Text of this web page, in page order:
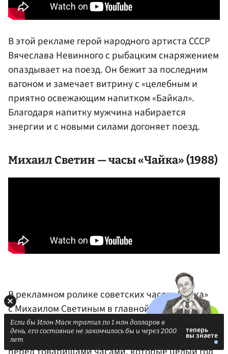
В этой рекламе герой народного артиста СССР
Вячеслава Невинного с рыбацким снаряжением
опаздывает на поезд. Он бежит за последним
вагоном и замечает витрину с «целебным и
приятно освежающим напитком «Байкал».
Благодаря напитку мужчина набирается
энергии и с новыми силами догоняет поезд.
Михаил Светин — часы «Чайка» (1988)
В рекламном ролике советских часов «Чайка»
с Михаилом Светиным в главной роли оживает
сюжет картины «Охотники на привале» Перова.
В кадре главный герой хвастается
Если бы Илон Маск тратил по 1 млн долларов в
день, его состояние не закончилось бы и через 2000
лет